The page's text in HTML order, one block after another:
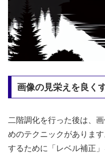
画像の見栄えを良く
二階調化を行った後は、
めのテクニックがありま
するために「レベル補正